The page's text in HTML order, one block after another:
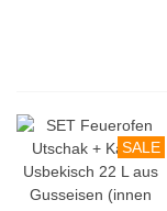
SALE